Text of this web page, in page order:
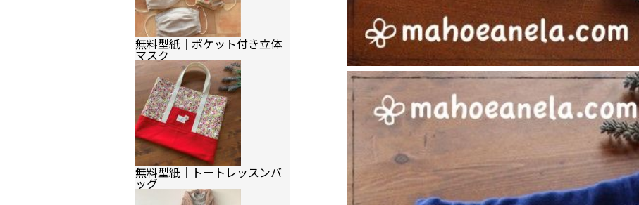
無料型紙｜ポケット付き立体
マスク
無料型紙｜トートレッスンバ
ッグ